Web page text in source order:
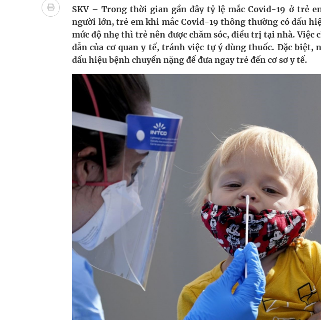
bảo vệ sức khỏe Nhân dân
Không chỉ cắt tóc, Đông Tây Barbershop dành nguồn lực cho môi trường và
Bệnh viện không được thu thêm tiền của người bệnh bảo hiểm y tế nếu
Ung thư thận: Nguy hiểm vì tiến triển quá âm thầm
Vương Thành Công: Khi việc học bắt đầu từ trải nghiệm thực tế
Chấn chỉnh hoạt động kinh doanh dược liệu
SKV – Trong thời gian gần đây tỷ lệ mắc Covid-19 ở trẻ
người lớn, trẻ em khi mắc Covid-19 thông thường có dấu
mức độ nhẹ thì trẻ nên được chăm sóc, điều trị tại nhà. Việc
dẫn của cơ quan y tế, tránh việc tự ý dùng thuốc. Đặc biệt,
dấu hiệu bệnh chuyển nặng để đưa ngay trẻ đến cơ sơ y tế.